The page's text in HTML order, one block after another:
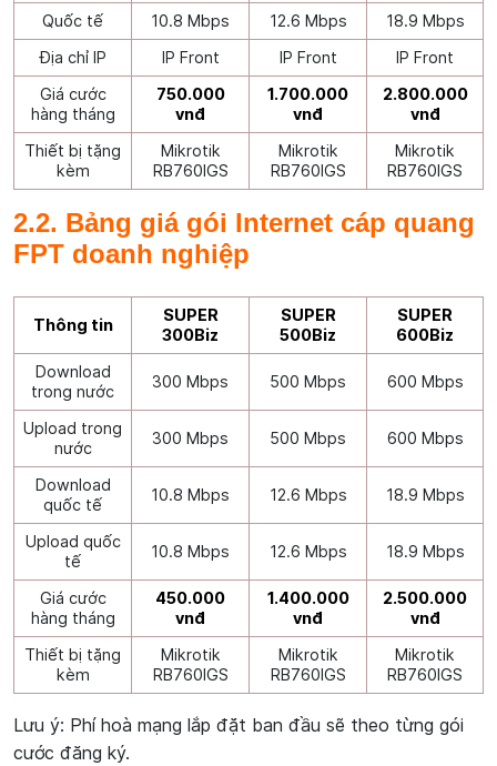
Quốc tế 10.8 Mbps 12.6 Mbps
18.9 Mbps
Địa chỉ IP
IP Front IP Front
IP Front
Giá cước
hàng tháng
750.000
vnđ
1.700.000
vnđ
2.800.000
vnđ
Thiết bị tặng
kèm
Mikrotik
RB760IGS
Mikrotik
RB760IGS
Mikrotik
RB760IGS
2.2. Bảng giá gói Internet cáp quang
FPT doanh nghiệp
Thông tin
SUPER
300Biz
SUPER
500Biz
SUPER
600Biz
Download
trong nước
300 Mbps 500 Mbps 600 Mbps
Upload trong
nước
300 Mbps 500 Mbps 600 Mbps
Download
quốc tế
10.8 Mbps 12.6 Mbps 18.9 Mbps
Upload quốc
tế
10.8 Mbps 12.6 Mbps 18.9 Mbps
Giá cước
hàng tháng
450.000
vnđ
1.400.000
vnđ
2.500.000
vnđ
Thiết bị tặng
kèm
Mikrotik
RB760IGS
Mikrotik
RB760IGS
Mikrotik
RB760IGS
Lưu ý: Phí hoà mạng lắp đặt ban đầu sẽ theo từng gói
cước đăng ký.